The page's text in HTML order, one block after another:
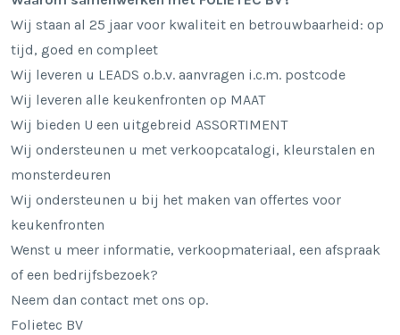
Wij staan al 25 jaar voor kwaliteit en betrouwbaarheid: op
tijd, goed en compleet
Wij leveren u LEADS o.b.v. aanvragen i.c.m. postcode
Wij leveren alle keukenfronten op MAAT
Wij bieden U een uitgebreid ASSORTIMENT
Wij ondersteunen u met verkoopcatalogi, kleurstalen en
monsterdeuren
Wij ondersteunen u bij het maken van offertes voor
keukenfronten
Wenst u meer informatie, verkoopmateriaal, een afspraak
of een bedrijfsbezoek?
Neem dan contact met ons op.
Folietec BV